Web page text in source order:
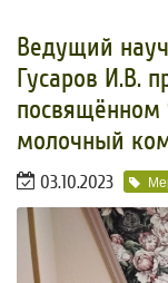
Ведущий
Гусаров И.В.
посвящённом
молочный
03.10.2023